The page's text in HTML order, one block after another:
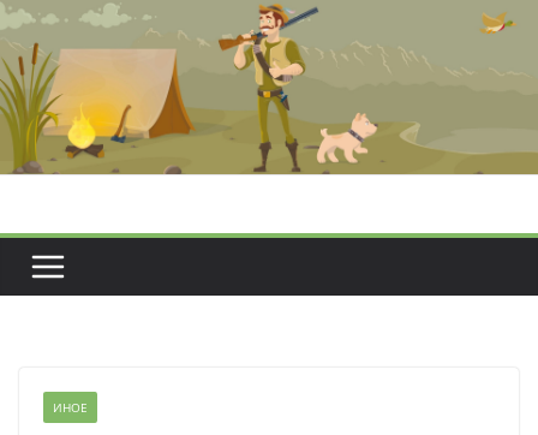
Перейти
содержимому
ИНОЕ